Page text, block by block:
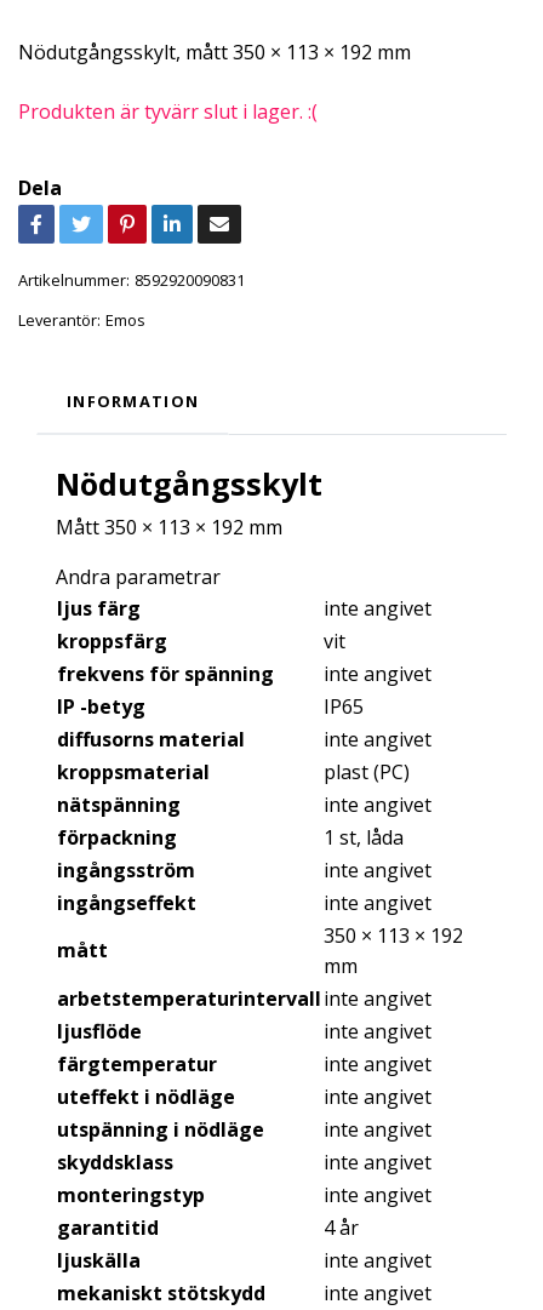
Nödutgångsskylt, mått 350 × 113 × 192 mm
Produkten är tyvärr slut i lager. :(
Dela
Artikelnummer: 8592920090831
Leverantör: Emos
INFORMATION
Nödutgångsskylt
Mått 350 × 113 × 192 mm
Andra parametrar
ljus färg
inte angivet
kroppsfärg
vit
frekvens för spänning
inte angivet
IP -betyg
IP65
diffusorns material
inte angivet
kroppsmaterial
plast (PC)
nätspänning
inte angivet
förpackning
1 st, låda
ingångsström
inte angivet
ingångseffekt
inte angivet
mått
350 × 113 × 192
mm
arbetstemperaturintervallinte angivet
ljusflöde
inte angivet
färgtemperatur
inte angivet
uteffekt i nödläge
inte angivet
utspänning i nödläge
inte angivet
skyddsklass
inte angivet
monteringstyp
inte angivet
garantitid
4 år
ljuskälla
inte angivet
mekaniskt stötskydd
inte angivet